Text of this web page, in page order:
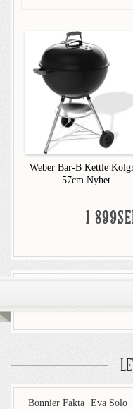
Weber Bar-B Kettle
57cm Nyhet
1
Bonnier Fakta Eva Solo